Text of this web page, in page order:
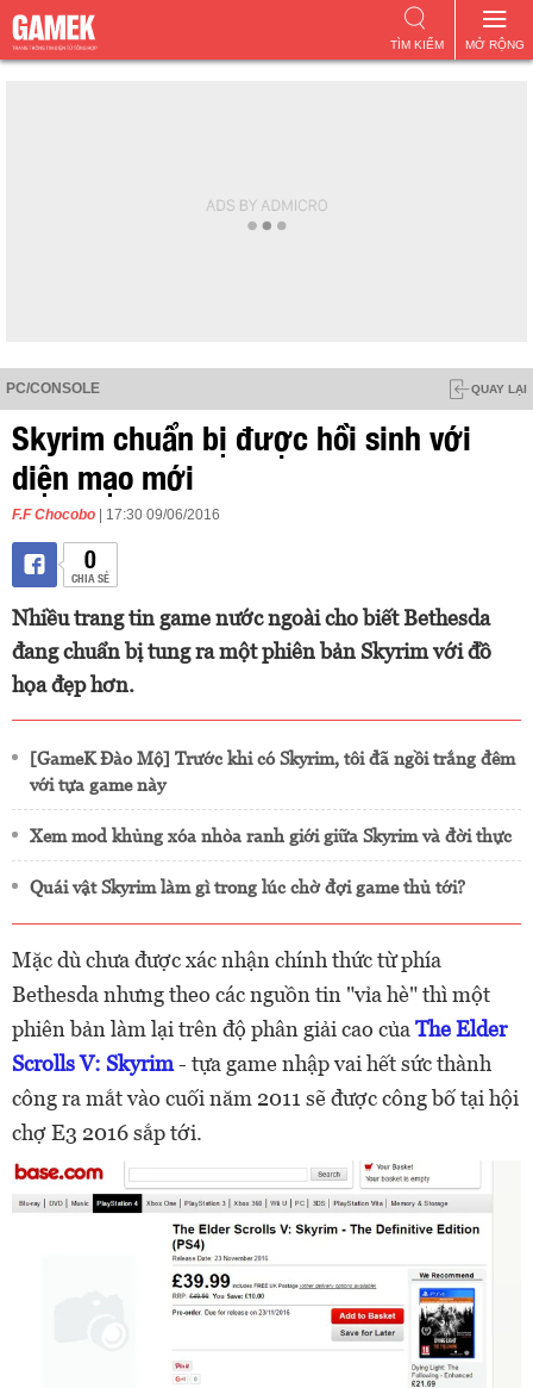
MỞ RỘNG
TÌM KIẾM
PC/CONSOLE QUAY LẠI
Skyrim chuẩn bị được hồi sinh với
diện mạo mới
F.F Chocobo | 17:30 09/06/2016
0
CHIA SẺ
Nhiều trang tin game nước ngoài cho biết Bethesda
đang chuẩn bị tung ra một phiên bản Skyrim với đồ
họa đẹp hơn.
[GameK Đào Mộ] Trước khi có Skyrim, tôi đã ngồi trắng đêm
với tựa game này
Xem mod khủng xóa nhòa ranh giới giữa Skyrim và đời thực
Quái vật Skyrim làm gì trong lúc chờ đợi game thủ tới?
Mặc dù chưa được xác nhận chính thức từ phía
Bethesda nhưng theo các nguồn tin "vỉa hè" thì một
phiên bản làm lại trên độ phân giải cao của The Elder
Scrolls V: Skyrim- tựa game nhập vai hết sức thành
công ra mắt vào cuối năm 2011 sẽ được công bố tại hội
chợ E3 2016 sắp tới.